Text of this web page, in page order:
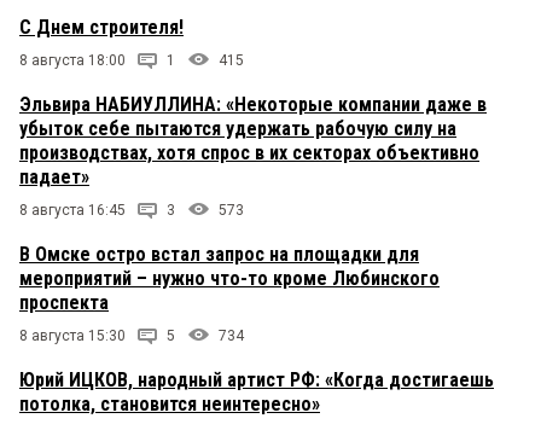
С Днем строителя!
8 августа 18:00 1 415
Эльвира НАБИУЛЛИНА: «Некоторые компании даже в
убыток себе пытаются удержать рабочую силу на
производствах, хотя спрос в их секторах объективно
падает»
8 августа 16:45 3 573
В Омске остро встал запрос на площадки для
мероприятий – нужно что-то кроме Любинского
проспекта
8 августа 15:30 5 734
Юрий ИЦКОВ, народный артист РФ: «Когда достигаешь
потолка, становится неинтересно»